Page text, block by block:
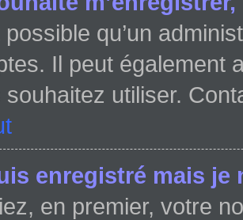
possible qu’un
Il peut également
utiliser.
enregistré mais je
en premier, votre